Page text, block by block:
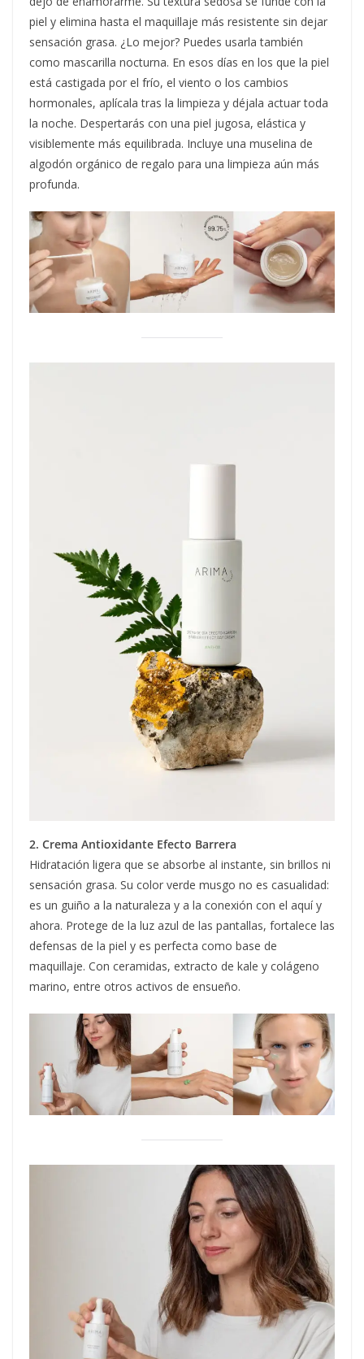
piel y elimina hasta el maquillaje más resistente sin dejar
sensación grasa. ¿Lo mejor? Puedes usarla también
como mascarilla nocturna. En esos días en los que la piel
está castigada por el frío, el viento o los cambios
hormonales, aplícala tras la limpieza y déjala actuar toda
la noche. Despertarás con una piel jugosa, elástica y
visiblemente más equilibrada. Incluye una muselina de
algodón orgánico de regalo para una limpieza aún más
profunda.
2. Crema Antioxidante Efecto Barrera
Hidratación ligera que se absorbe al instante, sin brillos ni
sensación grasa. Su color verde musgo no es casualidad:
es un guiño a la naturaleza y a la conexión con el aquí y
ahora. Protege de la luz azul de las pantallas, fortalece las
defensas de la piel y es perfecta como base de
maquillaje. Con ceramidas, extracto de kale y colágeno
marino, entre otros activos de ensueño.